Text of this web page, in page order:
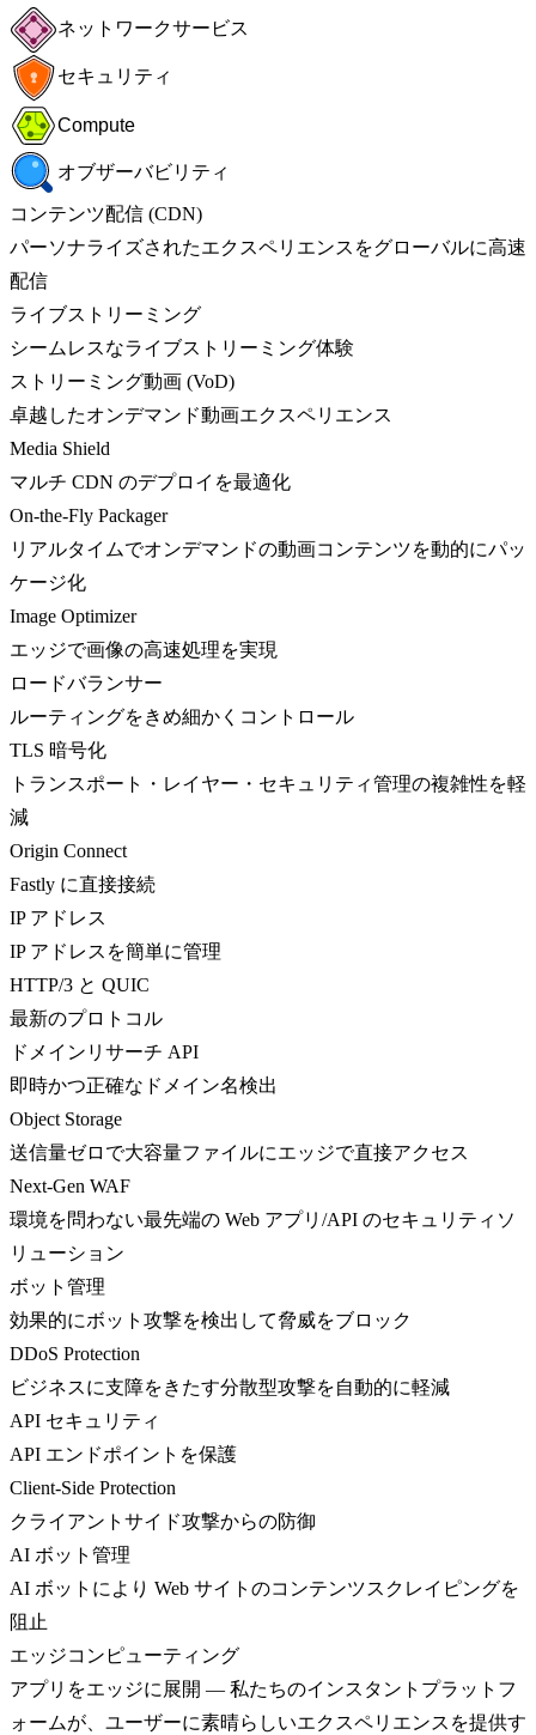
ネットワークサービス
セキュリティ
Compute
オブザーバビリティ
コンテンツ配信 (CDN)
パーソナライズされたエクスペリエンスをグローバルに高速
配信
ライブストリーミング
シームレスなライブストリーミング体験
ストリーミング動画 (VoD)
卓越したオンデマンド動画エクスペリエンス
Media Shield
マルチ CDN のデプロイを最適化
On-the-Fly Packager
リアルタイムでオンデマンドの動画コンテンツを動的にパッ
ケージ化
Image Optimizer
エッジで画像の高速処理を実現
ロードバランサー
ルーティングをきめ細かくコントロール
TLS 暗号化
トランスポート・レイヤー・セキュリティ管理の複雑性を軽
減
Origin Connect
Fastly に直接接続
IP アドレス
IP アドレスを簡単に管理
HTTP/3 と QUIC
最新のプロトコル
ドメインリサーチ API
即時かつ正確なドメイン名検出
Object Storage
送信量ゼロで大容量ファイルにエッジで直接アクセス
Next-Gen WAF
環境を問わない最先端の Web アプリ/API のセキュリティソ
リューション
ボット管理
効果的にボット攻撃を検出して脅威をブロック
DDoS Protection
ビジネスに支障をきたす分散型攻撃を自動的に軽減
API セキュリティ
API エンドポイントを保護
Client-Side Protection
クライアントサイド攻撃からの防御
AI ボット管理
AI ボットにより Web サイトのコンテンツスクレイピングを
阻止
エッジコンピューティング
アプリをエッジに展開 — 私たちのインスタントプラットフ
ォームが、ユーザーに素晴らしいエクスペリエンスを提供す